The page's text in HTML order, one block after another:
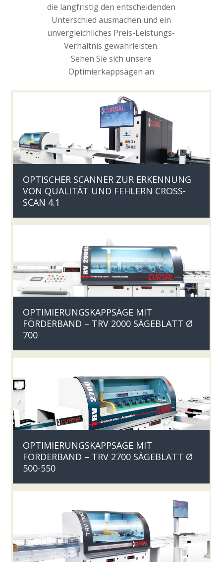
die langfristig den entscheidenden
Unterschied ausmachen und ein
unvergleichliches Preis-Leistungs-
Verhältnis gewährleisten.
Sehen Sie sich unsere
Optimierkappsägen an
OPTISCHER SCANNER ZUR ERKENNUNG
VON QUALITÄT UND FEHLERN CROSS-
SCAN 4.1
OPTIMIERUNGSKAPPSÄGE MIT
FÖRDERBAND – TRV 2000 SÄGEBLATT Ø
700
OPTIMIERUNGSKAPPSÄGE MIT
FÖRDERBAND – TRV 2700 SÄGEBLATT Ø
500-550